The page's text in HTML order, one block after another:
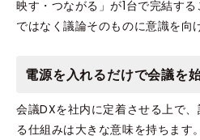
映す・つながる」が1台で完結す
ではなく議論そのものに意識を向
電源を入れるだけで会議を
会議DXを社内に定着させる上で
る仕組みは大きな意味を持ちます